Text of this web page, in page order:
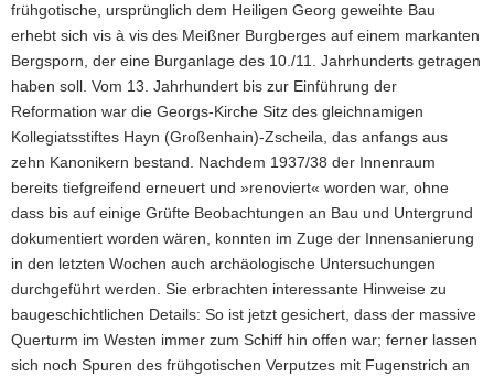
frühgotische, ursprünglich dem Heiligen Georg geweihte Bau
erhebt sich vis à vis des Meißner Burgberges auf einem markanten
Bergsporn, der eine Burganlage des 10./11. Jahrhunderts getragen
haben soll. Vom 13. Jahrhundert bis zur Einführung der
Reformation war die Georgs-Kirche Sitz des gleichnamigen
Kollegiatsstiftes Hayn (Großenhain)-Zscheila, das anfangs aus
zehn Kanonikern bestand. Nachdem 1937/38 der Innenraum
bereits tiefgreifend erneuert und »renoviert« worden war, ohne
dass bis auf einige Grüfte Beobachtungen an Bau und Untergrund
dokumentiert worden wären, konnten im Zuge der Innensanierung
in den letzten Wochen auch archäologische Untersuchungen
durchgeführt werden. Sie erbrachten interessante Hinweise zu
baugeschichtlichen Details: So ist jetzt gesichert, dass der massive
Querturm im Westen immer zum Schiff hin offen war; ferner lassen
sich noch Spuren des frühgotischen Verputzes mit Fugenstrich an